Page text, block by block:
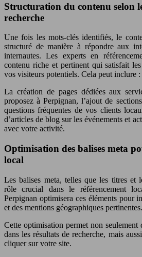
Structuration du contenu selon
recherche
Une fois les mots-clés identifiés, le
structuré de manière à répondre aux
internautes. Les experts en
contenu riche et pertinent qui satisfait
vos visiteurs potentiels. Cela peut inclure :
La création de pages dédiées aux
proposez à Perpignan, l’ajout de
questions fréquentes de vos clients
d’articles de blog sur les événements et
avec votre activité.
Optimisation des balises meta
local
Les balises meta, telles que les titres et
rôle crucial dans le référencement
Perpignan optimisera ces éléments pour
et des mentions géographiques
Cette optimisation permet non
dans les résultats de recherche, mais
cliquer sur votre site.